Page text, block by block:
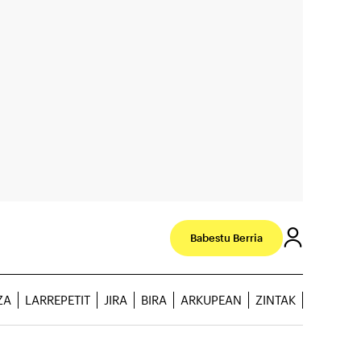
Babestu Berria
LARREPETIT JIRA BIRA ARKUPEAN ZINTAK